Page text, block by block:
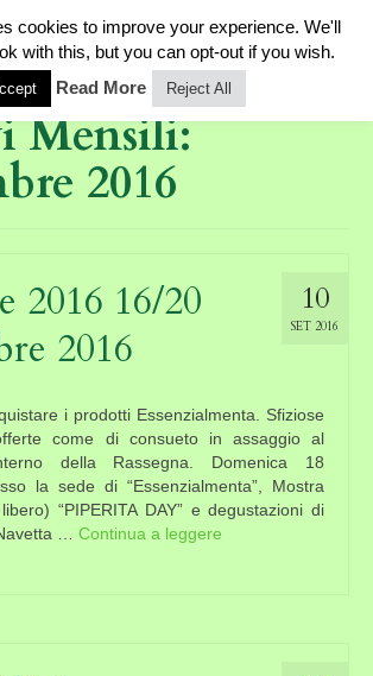
0
Mensili:
2016
10
SET 2016
2016 16/20
2016
i prodotti Essenzialmenta. Sfiziose
come di consueto in assaggio al
della Rassegna. Domenica 18
la sede di “Essenzialmenta”, Mostra
“PIPERITA DAY” e degustazioni di
… Continua a leggere
cookies to improve your experience. We'll
with this, but you can opt-out if you wish.
Read More Reject All